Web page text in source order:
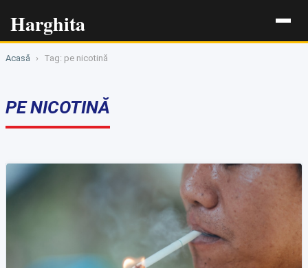
Harghita
Acasă › Tag: pe nicotină
PE NICOTINĂ